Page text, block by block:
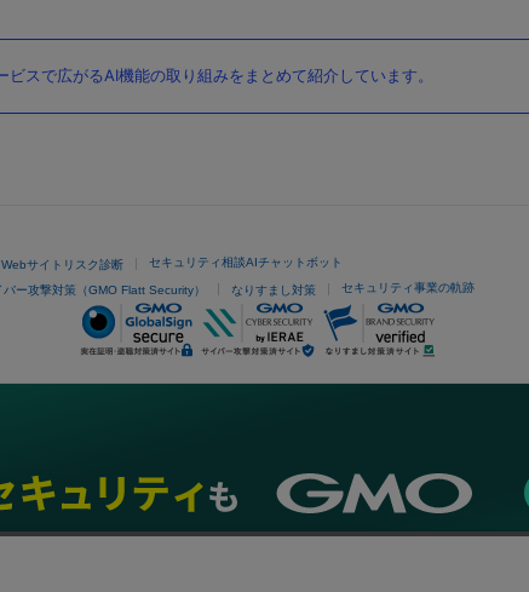
スで広がるAI機能の取り組みをまとめて紹介しています。
Webサイトリスク診断 セキュリティ相談AIチャットボット
バー攻撃対策（GMO Flatt Security） なりすまし対策 セキュリティ事業の軌跡